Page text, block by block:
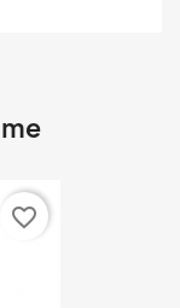
favorite_border